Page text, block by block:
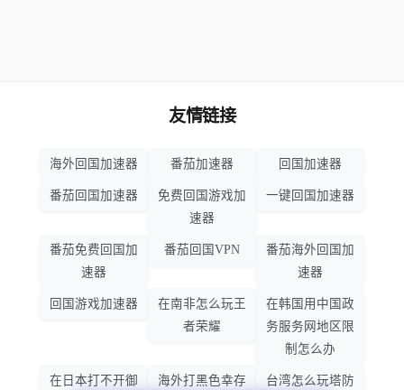
友情链接
海外回国加速器 番茄加速器 回国加速器
番茄回国加速器
免费回国游戏加
速器
一键回国加速器
番茄免费回国加
速器
番茄回国VPN
番茄海外回国加
速器
回国游戏加速器
在南非怎么玩王
者荣耀
在韩国用中国政
务服务网地区限
制怎么办
在日本打不开御 海外打黑色幸存 台湾怎么玩塔防